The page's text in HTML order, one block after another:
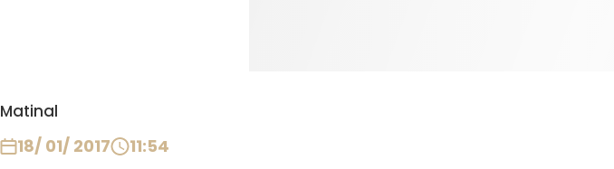
Matinal
18/ 01/ 2017 11:54